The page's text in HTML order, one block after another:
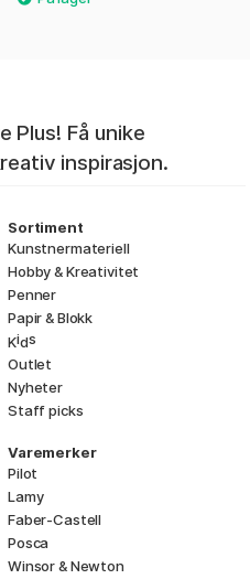
Plus! Få unike
inspirasjon.
Sortiment
Kunstnermateriell
Hobby & Kreativitet
Penner
Papir & Blokk
Kids
Outlet
Nyheter
Staff picks
Varemerker
Pilot
Lamy
Faber-Castell
Posca
Winsor & Newton